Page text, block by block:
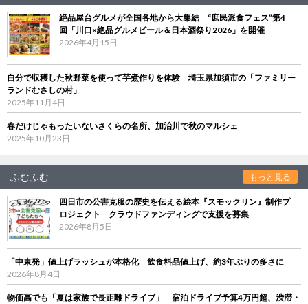
絶品屋台グルメが全国各地から大集結 “庶民派食フェス”第4
回「川口×絶品グルメビール＆日本酒祭り2026」を開催
2026年4月15日
自分で収穫した秋野菜を使って芋煮作りを体験 埼玉県加須市の「ファミリー
ランドむさしの村」
2025年11月4日
春だけじゃもったいないさくらの名所、加治川で秋のマルシェ
2025年10月23日
ふむふむ もっと見る
四日市の公害克服の歴史を伝える絵本『スモックリン』制作プ
ロジェクト クラウドファンディングで支援を募集
2026年8月5日
「中東発」値上げラッシュが本格化 飲食料品値上げ、約3年ぶりの多さに
2026年8月4日
物価高でも「夏は家族で長距離ドライブ」 宿泊ドライブ予算4万円超、渋滞・